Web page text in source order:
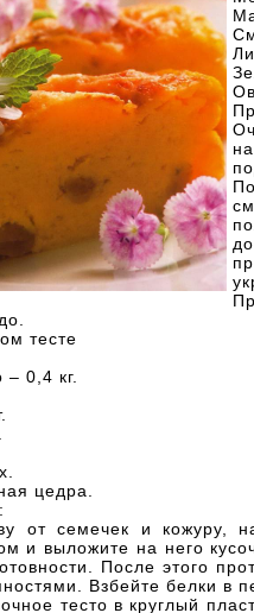
тесте
– 0,4 кг.
цедра.
от семечек и кожуру,
и выложите на него
После этого
Взбейте белки в
тесто в круглый